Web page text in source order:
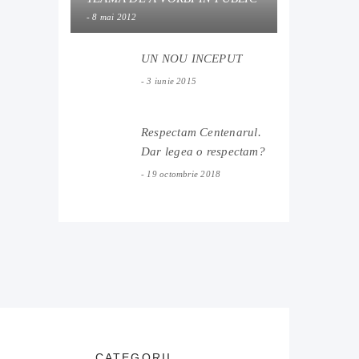
8 mai 2012
UN NOU INCEPUT
3 iunie 2015
Respectam Centenarul.
Dar legea o respectam?
19 octombrie 2018